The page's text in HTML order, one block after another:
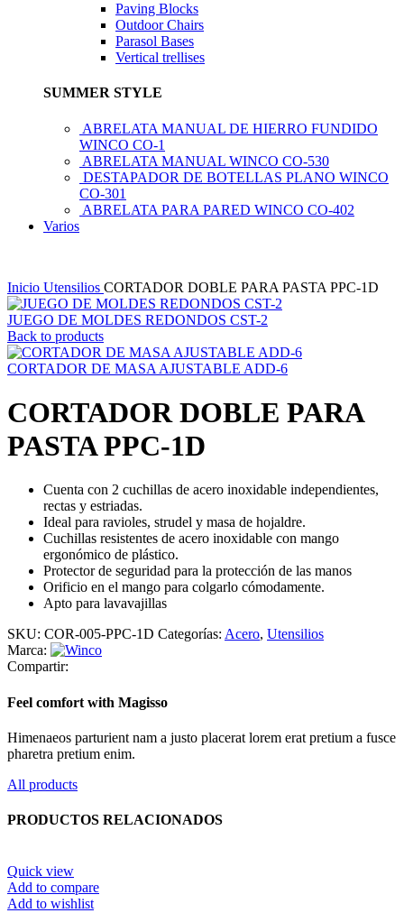
Paving Blocks
Outdoor Chairs
Parasol Bases
Vertical trellises
SUMMER STYLE
ABRELATA MANUAL DE HIERRO FUNDIDO
WINCO CO-1
ABRELATA MANUAL WINCO CO-530
DESTAPADOR DE BOTELLAS PLANO WINCO
CO-301
ABRELATA PARA PARED WINCO CO-402
Varios
Inicio Utensilios CORTADOR DOBLE PARA PASTA PPC-1D
JUEGO DE MOLDES REDONDOS CST-2
Back to products
CORTADOR DE MASA AJUSTABLE ADD-6
CORTADOR DOBLE PARA
PASTA PPC-1D
Cuenta con 2 cuchillas de acero inoxidable independientes,
rectas y estriadas.
Ideal para ravioles, strudel y masa de hojaldre.
Cuchillas resistentes de acero inoxidable con mango
ergonómico de plástico.
Protector de seguridad para la protección de las manos
Orificio en el mango para colgarlo cómodamente.
Apto para lavavajillas
SKU: COR-005-PPC-1D Categorías: Acero, Utensilios
Marca:
Compartir:
Feel comfort with Magisso
Himenaeos parturient nam a justo placerat lorem erat pretium a fusce
pharetra pretium enim.
All products
PRODUCTOS RELACIONADOS
Quick view
Add to compare
Add to wishlist